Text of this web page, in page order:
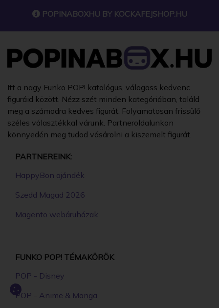
POPINABOXHU BY KOCKAFEJSHOP.HU
Itt a nagy Funko POP! katalógus, válogass kedvenc
figuráid között. Nézz szét minden kategóriában, találd
meg a számodra kedves figurát. Folyamatosan frissülő
széles választékkal várunk. Partneroldalunkon
könnyedén meg tudod vásárolni a kiszemelt figurát.
PARTNEREINK:
HappyBon ajándék
Szedd Magad 2026
Magento webáruházak
FUNKO POP! TÉMAKÖRÖK
POP - Disney
POP - Anime & Manga